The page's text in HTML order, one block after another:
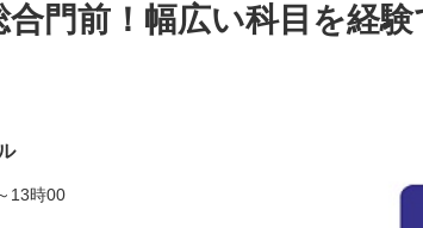
門前！幅広い科目を経
13時00